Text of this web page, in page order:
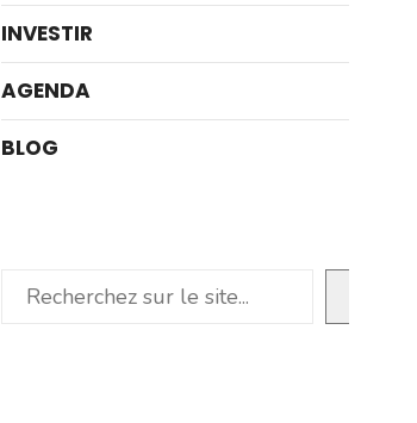
INVESTIR
AGENDA
BLOG
Rechercher